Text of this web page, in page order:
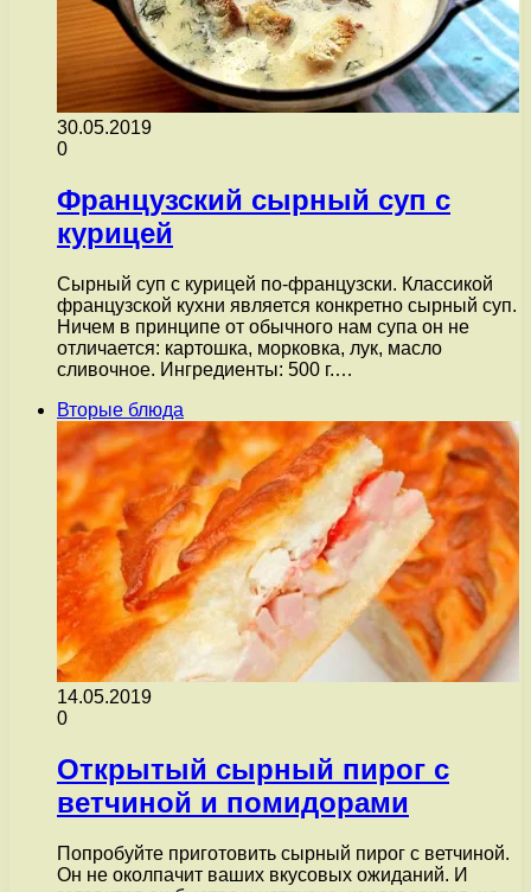
30.05.2019
0
Французский сырный суп с
курицей
Сырный суп с курицей по-французски. Классикой
французской кухни является конкретно сырный суп.
Ничем в принципе от обычного нам супа он не
отличается: картошка, морковка, лук, масло
сливочное. Ингредиенты: 500 г.…
Вторые блюда
14.05.2019
0
Открытый сырный пирог с
ветчиной и помидорами
Попробуйте приготовить сырный пирог с ветчиной.
Он не околпачит ваших вкусовых ожиданий. И